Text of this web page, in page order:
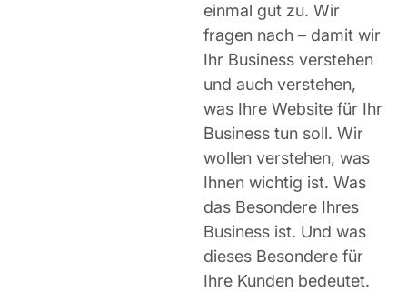
einmal gut zu. Wir
fragen nach – damit wir
Ihr Business verstehen
und auch verstehen,
was Ihre Website für Ihr
Business tun soll. Wir
wollen verstehen, was
Ihnen wichtig ist. Was
das Besondere Ihres
Business ist. Und was
dieses Besondere für
Ihre Kunden bedeutet.